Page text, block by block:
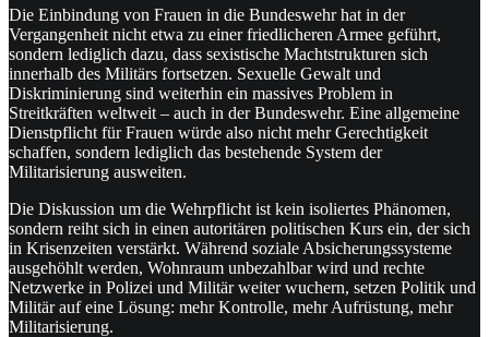
Die Einbindung von Frauen in die Bundeswehr hat in der
Vergangenheit nicht etwa zu einer friedlicheren Armee geführt,
sondern lediglich dazu, dass sexistische Machtstrukturen sich
innerhalb des Militärs fortsetzen. Sexuelle Gewalt und
Diskriminierung sind weiterhin ein massives Problem in
Streitkräften weltweit – auch in der Bundeswehr. Eine allgemeine
Dienstpflicht für Frauen würde also nicht mehr Gerechtigkeit
schaffen, sondern lediglich das bestehende System der
Militarisierung ausweiten.
Die Diskussion um die Wehrpflicht ist kein isoliertes Phänomen,
sondern reiht sich in einen autoritären politischen Kurs ein, der sich
in Krisenzeiten verstärkt. Während soziale Absicherungssysteme
ausgehöhlt werden, Wohnraum unbezahlbar wird und rechte
Netzwerke in Polizei und Militär weiter wuchern, setzen Politik und
Militär auf eine Lösung: mehr Kontrolle, mehr Aufrüstung, mehr
Militarisierung.